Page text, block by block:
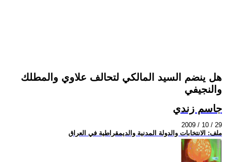
هل ينضم السيد المالكي لتحالف علاوي والمطلك
والنجيفي
جاسم زندي
2009 / 10 / 29
ملف: الانتخابات والدولة المدنية والديمقراطية في العراق